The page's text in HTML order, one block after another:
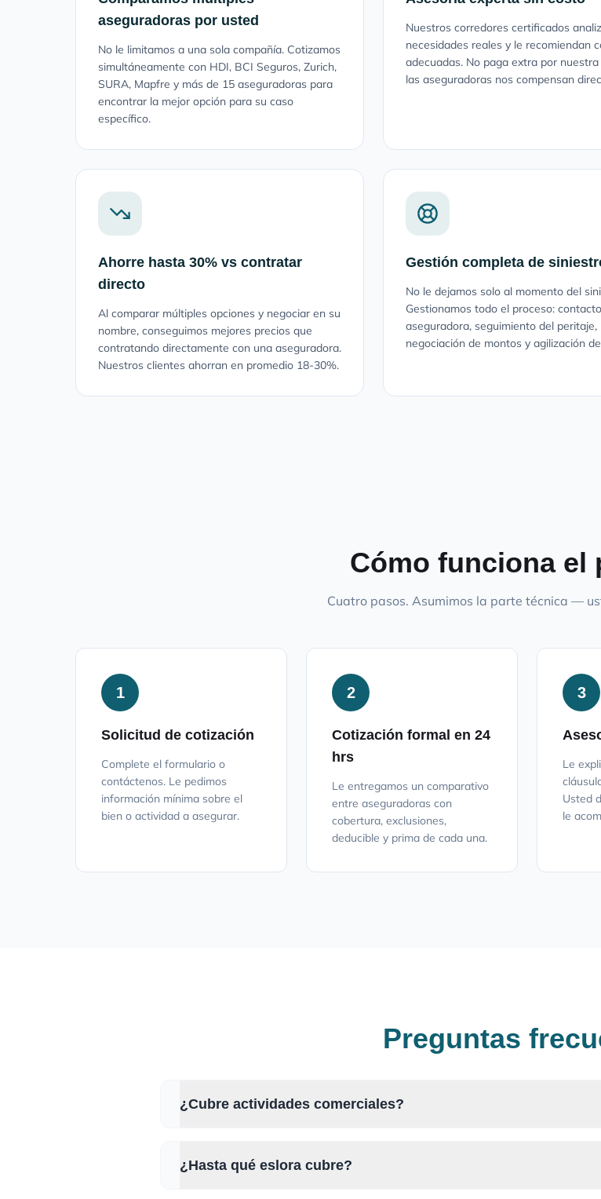
aseguradoras por usted
No le limitamos a una sola compañía. Cotizamos
simultáneamente con HDI, BCI Seguros, Zurich,
SURA, Mapfre y más de 15 aseguradoras para
encontrar la mejor opción para su caso
específico.
Nuestros corredores certificados
necesidades reales y le recomiendan
adecuadas. No paga extra por nuestra
las aseguradoras nos compensan
Ahorre hasta 30% vs contratar
directo
Al comparar múltiples opciones y negociar en su
nombre, conseguimos mejores precios que
contratando directamente con una aseguradora.
Nuestros clientes ahorran en promedio 18-30%.
Gestión completa de
No le dejamos solo al momento del
Gestionamos todo el proceso:
aseguradora, seguimiento del peritaje,
negociación de montos y agilización
Cómo funciona el
Cuatro pasos. Asumimos la parte técnica —
1
Solicitud de cotización
Complete el formulario o
contáctenos. Le pedimos
información mínima sobre el
bien o actividad a asegurar.
2
Cotización formal en 24
hrs
Le entregamos un comparativo
entre aseguradoras con
cobertura, exclusiones,
deducible y prima de cada una.
3
Le
Usted
le
Preguntas
¿Cubre actividades comerciales?
¿Hasta qué eslora cubre?